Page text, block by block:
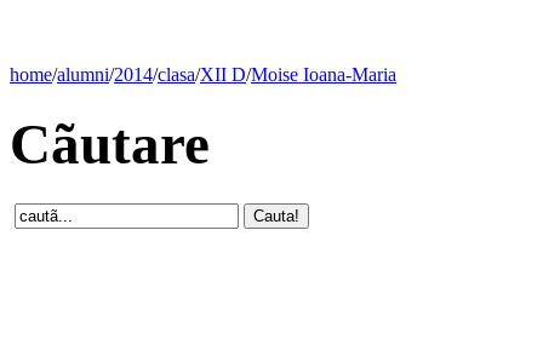
home/alumni/2014/clasa/XII D/Moise Ioana-Maria
Cãutare